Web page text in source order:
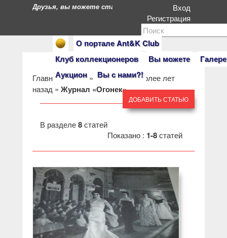
О портале Ant&K Club
Клуб коллекционеров
Вы можете
Аукцион
Вы с нами?!
Друзья, вы можете стать героями нашего портала.
Вход
Регистрация
Главная»Клуб » Пресса 50 и более лет
назад » Журнал «Огонек»
ДОБАВИТЬ СТАТЬЮ
В разделе8статей
Показано : 1-8статей